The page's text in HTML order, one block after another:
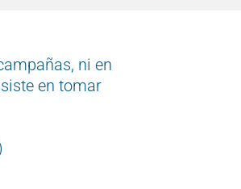
ni en
en tomar